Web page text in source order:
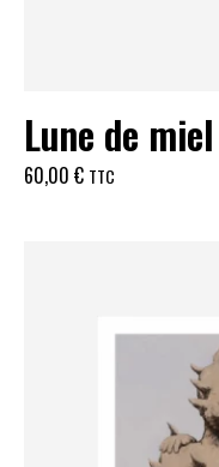
Lune de miel
60,00 € TTC